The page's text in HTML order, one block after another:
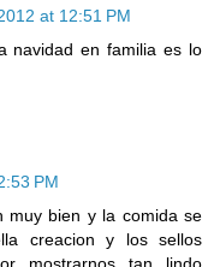
at 12:51 PM
navidad en familia es lo
PM
muy bien y la comida se
creacion y los sellos
mostrarnos tan lindo